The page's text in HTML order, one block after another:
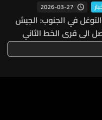
2026-03-27
في الجنوب: الجيش
الى قرى الخط الثاني